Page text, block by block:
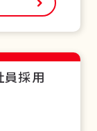
雇用形態で、
勤…
採用